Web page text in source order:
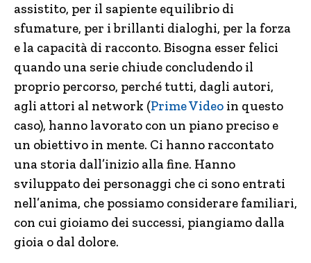
assistito, per il sapiente equilibrio di
sfumature, per i brillanti dialoghi, per la forza
e la capacità di racconto. Bisogna esser felici
quando una serie chiude concludendo il
proprio percorso, perché tutti, dagli autori,
agli attori al network (Prime Video in questo
caso), hanno lavorato con un piano preciso e
un obiettivo in mente. Ci hanno raccontato
una storia dall’inizio alla fine. Hanno
sviluppato dei personaggi che ci sono entrati
nell’anima, che possiamo considerare familiari,
con cui gioiamo dei successi, piangiamo dalla
gioia o dal dolore.